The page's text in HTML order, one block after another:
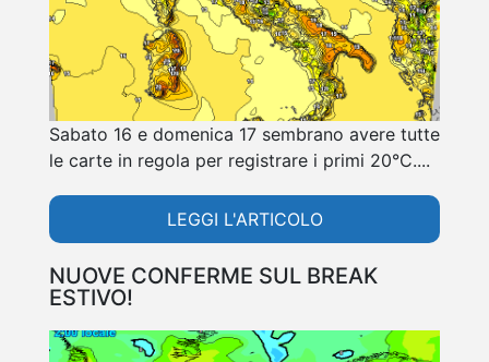
Sabato 16 e domenica 17 sembrano avere tutte
le carte in regola per registrare i primi 20°C....
LEGGI L'ARTICOLO
NUOVE CONFERME SUL BREAK
ESTIVO!